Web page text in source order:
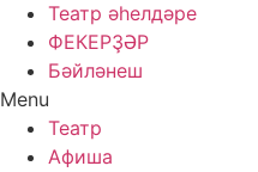
Театр әһелдәре
ФЕКЕРҘӘР
Бәйләнеш
Menu
Театр
Афиша